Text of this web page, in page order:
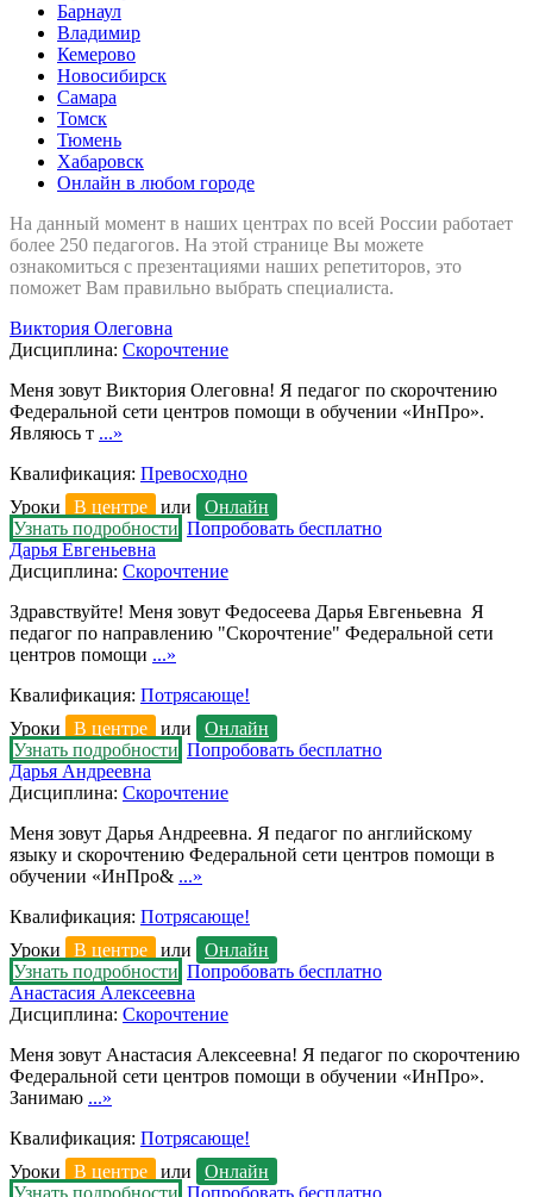
Барнаул
Владимир
Кемерово
Новосибирск
Самара
Томск
Тюмень
Хабаровск
Онлайн в любом городе
На данный момент в наших центрах по всей России работает
более 250 педагогов. На этой странице Вы можете
ознакомиться с презентациями наших репетиторов, это
поможет Вам правильно выбрать специалиста.
Виктория Олеговна
Дисциплина: Скорочтение
Меня зовут Виктория Олеговна! Я педагог по скорочтению
Федеральной сети центров помощи в обучении «ИнПро».
Являюсь т ...»
Квалификация: Превосходно
Уроки
В центре или
Онлайн
Узнать подробности Попробовать бесплатно
Дарья Евгеньевна
Дисциплина: Скорочтение
Здравствуйте! Меня зовут Федосеева Дарья Евгеньевна Я
педагог по направлению "Скорочтение" Федеральной сети
центров помощи ...»
Квалификация: Потрясающе!
Уроки
В центре или
Онлайн
Узнать подробности Попробовать бесплатно
Дарья Андреевна
Дисциплина: Скорочтение
Меня зовут Дарья Андреевна. Я педагог по английскому
языку и скорочтению Федеральной сети центров помощи в
обучении «ИнПро& ...»
Квалификация: Потрясающе!
Уроки
В центре или
Онлайн
Узнать подробности Попробовать бесплатно
Анастасия Алексеевна
Дисциплина: Скорочтение
Меня зовут Анастасия Алексеевна! Я педагог по скорочтению
Федеральной сети центров помощи в обучении «ИнПро».
Занимаю ...»
Квалификация: Потрясающе!
Уроки
В центре или
Онлайн
Узнать подробности Попробовать бесплатно